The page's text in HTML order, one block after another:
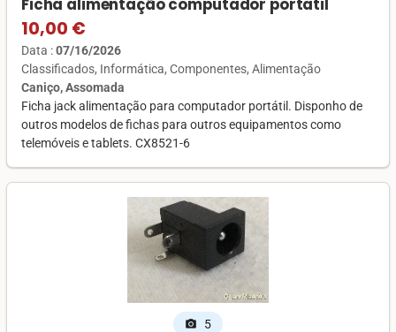
Ficha alimentação computador portatil
10,00 €
Data :07/16/2026
Classificados Informática Componentes Alimentação
Caniço, Assomada
Ficha jack alimentação para computador portátil. Disponho de
outros modelos de fichas para outros equipamentos como
telemóveis e tablets. CX8521-6
photo_camera 5